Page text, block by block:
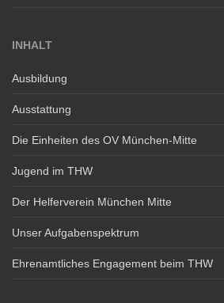
INHALT
Ausbildung
Ausstattung
Die Einheiten des OV München-Mitte
Jugend im THW
Der Helferverein München Mitte
Unser Aufgabenspektrum
Ehrenamtliches Engagement beim THW